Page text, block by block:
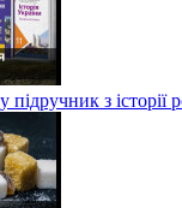
з історії